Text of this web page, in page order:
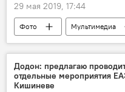
29 мая 2019, 17:44
Фото Мультимедиа
туризм
Додон: предлагаю
отдельные мероприятия
Кишиневе